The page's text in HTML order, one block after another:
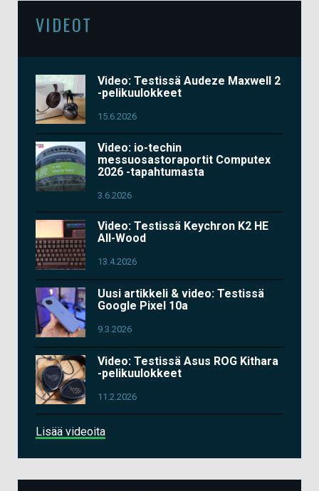
VIDEOT
Video: Testissä Audeze Maxwell 2
-pelikuulokkeet
15.6.2026
Video: io-techin
messuosastoraportit Computex
2026 -tapahtumasta
3.6.2026
Video: Testissä Keychron K2 HE
All-Wood
13.4.2026
Uusi artikkeli & video: Testissä
Google Pixel 10a
9.3.2026
Video: Testissä Asus ROG Kithara
-pelikuulokkeet
11.2.2026
Lisää videoita